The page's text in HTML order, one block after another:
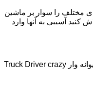
مختلف را سوار بر ماشین
آسیبی به آنها وارد
دانلود بازی کامیون رانی در جاده های دیوانه وار Truck Driver crazy